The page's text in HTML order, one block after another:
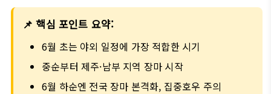
📌 핵심 포인트 요약:
6월 초는 야외 일정에 가장 적합한 시기
중순부터 제주·남부 지역 장마 시작
6월 하순엔 전국 장마 본격화, 집중호우 주의